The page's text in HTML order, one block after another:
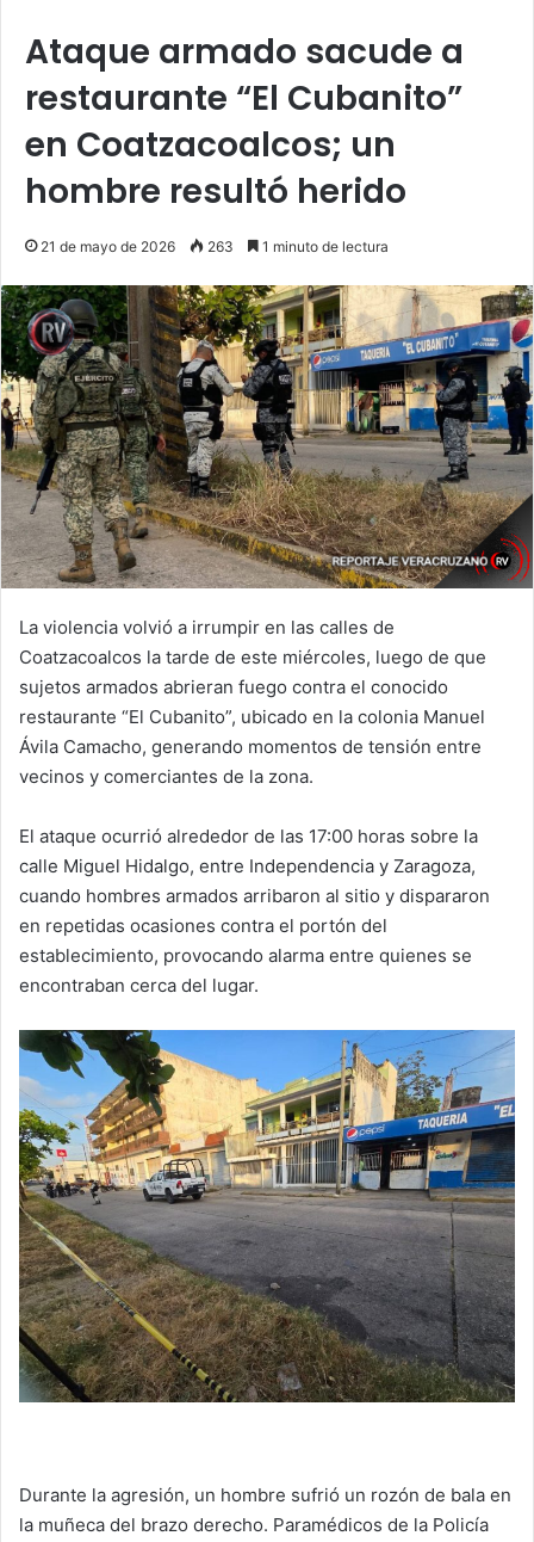
Ataque armado sacude a
restaurante “El Cubanito”
en Coatzacoalcos; un
hombre resultó herido
21 de mayo de 2026 263 1 minuto de lectura
La violencia volvió a irrumpir en las calles de
Coatzacoalcos la tarde de este miércoles, luego de que
sujetos armados abrieran fuego contra el conocido
restaurante “El Cubanito”, ubicado en la colonia Manuel
Ávila Camacho, generando momentos de tensión entre
vecinos y comerciantes de la zona.
El ataque ocurrió alrededor de las 17:00 horas sobre la
calle Miguel Hidalgo, entre Independencia y Zaragoza,
cuando hombres armados arribaron al sitio y dispararon
en repetidas ocasiones contra el portón del
establecimiento, provocando alarma entre quienes se
encontraban cerca del lugar.
Durante la agresión, un hombre sufrió un rozón de bala en
la muñeca del brazo derecho. Paramédicos de la Policía